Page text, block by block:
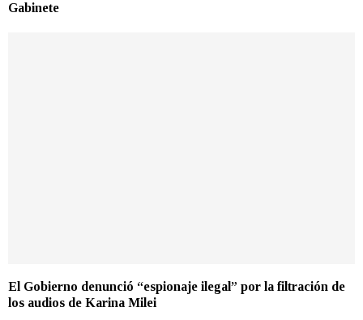
Gabinete
El Gobierno denunció “espionaje ilegal” por la filtración de
los audios de Karina Milei